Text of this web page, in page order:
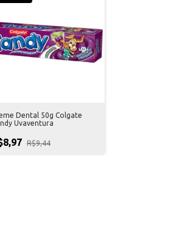
Dental 50g Colgate
Uvaventura
R$9,44